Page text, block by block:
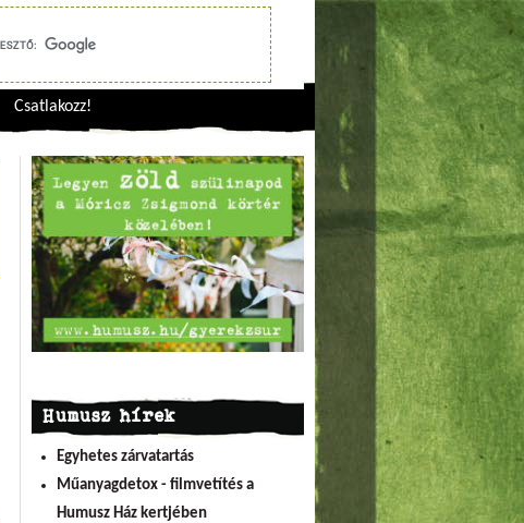
Csatlakozz!
Humusz hírek
Egyhetes zárvatartás
Műanyagdetox - filmvetítés a
Humusz Ház kertjében